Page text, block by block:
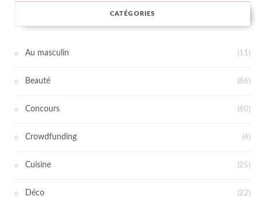
CATÉGORIES
Au masculin (11)
Beauté (86)
Concours (80)
Crowdfunding (4)
Cuisine (25)
Déco (22)